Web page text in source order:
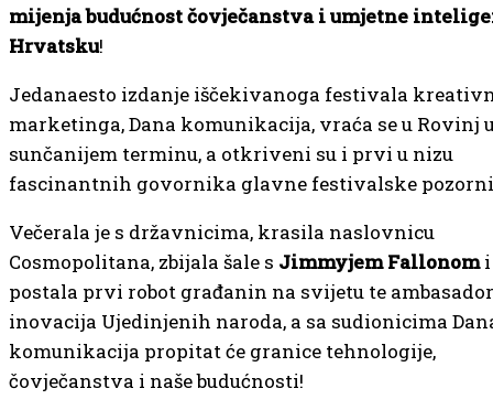
mijenja budućnost čovječanstva i umjetne
Hrvatsku!
Jedanaesto izdanje iščekivanoga festivala
marketinga, Dana komunikacija, vraća se u Rovinj
sunčanijem terminu, a otkriveni su i prvi u nizu
fascinantnih govornika glavne festivalske
Večerala je s državnicima, krasila naslovnicu
Cosmopolitana, zbijala šale s Jimmyjem Fallonomi
postala prvi robot građanin na svijetu te
inovacija Ujedinjenih naroda, a sa sudionicima
komunikacija propitat će granice tehnologije,
čovječanstva i naše budućnosti!